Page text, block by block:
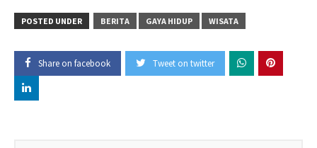
POSTED UNDER BERITA GAYA HIDUP WISATA
Share on facebook Tweet on twitter